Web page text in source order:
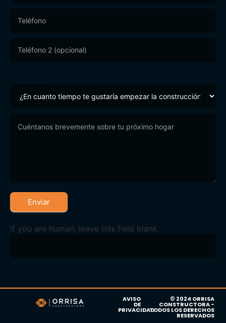
Enviar
If you are human, leave this field blank.
AVISO
DE
PRIVACIDAD
© 2024 ORRISA
CONSTRUCTORA -
TODOS LOS DERECHOS
RESERVADOS